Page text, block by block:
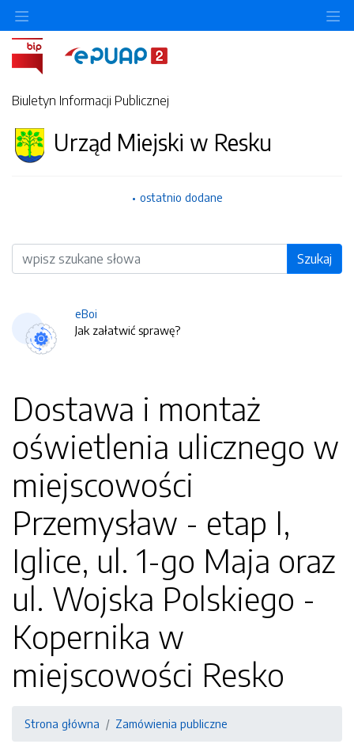
Biuletyn Informacji Publicznej
Urząd Miejski w Resku
ostatnio dodane
Wyszukiwarka Szukaj
eBoi
Jak załatwić sprawę?
Dostawa i montaż
oświetlenia ulicznego w
miejscowości
Przemysław - etap I,
Iglice, ul. 1-go Maja oraz
ul. Wojska Polskiego -
Kopernika w
miejscowości Resko
Strona główna Zamówienia publiczne